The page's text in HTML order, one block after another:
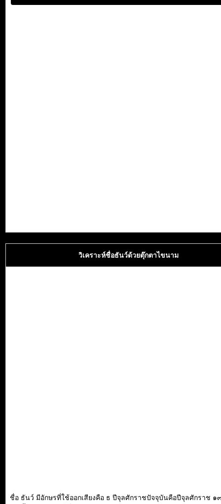
วิเคราะห์ชื่อธันว์ด้วยตุ๊กตาไขนาม
ชื่อ ธันว์ มีอักษรที่ใช้ออกเสียงคือ ธ ปีจุลศักราชปัจจุบันคือปีจุลศักราช